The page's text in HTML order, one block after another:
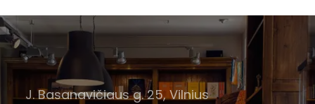
J. Basanavičiaus g. 25, Vilnius